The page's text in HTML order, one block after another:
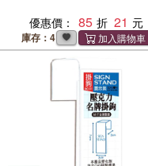
優惠價： 85 21
庫存：4